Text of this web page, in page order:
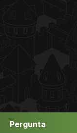
Pergunta